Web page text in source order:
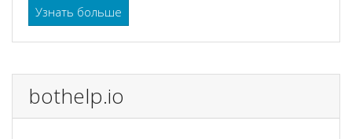
Узнать больше
bothelp.io